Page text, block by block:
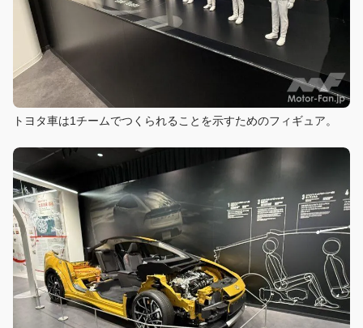
トヨタ車は1チームでつくられることを示すためのフィギュア。